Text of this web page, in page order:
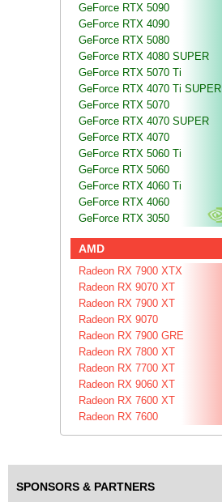
GeForce RTX 5090
GeForce RTX 4090
GeForce RTX 5080
GeForce RTX 4080 SUPER
GeForce RTX 5070 Ti
GeForce RTX 4070 Ti SUPER
GeForce RTX 5070
GeForce RTX 4070 SUPER
GeForce RTX 4070
GeForce RTX 5060 Ti
GeForce RTX 5060
GeForce RTX 4060 Ti
GeForce RTX 4060
GeForce RTX 3050
AMD
Radeon RX 7900 XTX
Radeon RX 9070 XT
Radeon RX 7900 XT
Radeon RX 9070
Radeon RX 7900 GRE
Radeon RX 7800 XT
Radeon RX 7700 XT
Radeon RX 9060 XT
Radeon RX 7600 XT
Radeon RX 7600
SPONSORS & PARTNERS